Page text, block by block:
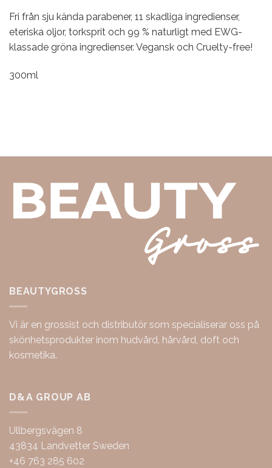
Fri från sju kända parabener, 11 skadliga ingredienser,
eteriska oljor, torksprit och 99 % naturligt med EWG-
klassade gröna ingredienser. Vegansk och Cruelty-free!
300ml
BEAUTYGROSS
Vi är en grossist och distributör som specialiserar oss på
skönhetsprodukter inom hudvård, hårvård, doft och
kosmetika.
D&A GROUP AB
Ullbergsvägen 8
43834 Landvetter Sweden
+46 763 285 602